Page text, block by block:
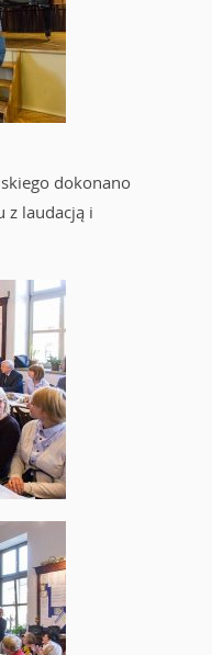
dokonano
z laudacją i